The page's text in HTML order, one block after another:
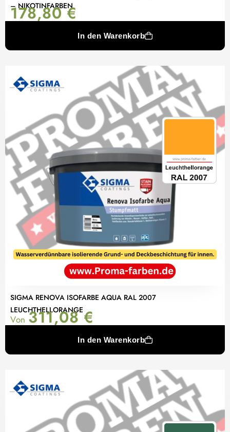
NIKOTINFARBEN
178,80€
In den Warenkorb
SIGMA RENOVA ISOFARBE AQUA RAL 2007
LEUCHTHELLORANGE
Von 311,08€
In den Warenkorb